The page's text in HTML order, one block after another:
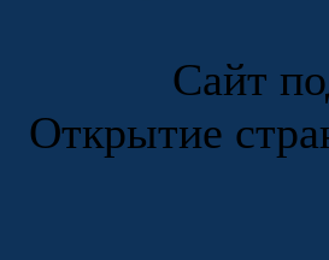
Сайт
Открытие